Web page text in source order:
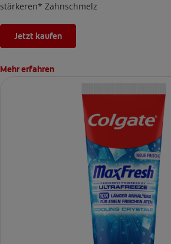
stärkeren* Zahnschmelz
Jetzt kaufen
Mehr erfahren